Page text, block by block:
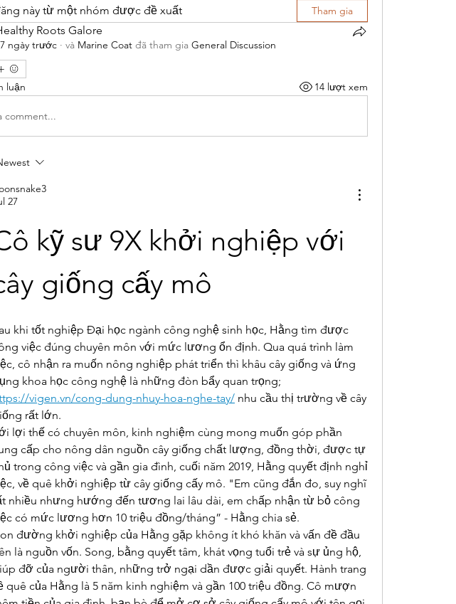
này từ một nhóm được đề xuất Tham gia
Roots Galore
ngày trước · và Marine Coat đã tham gia General Discussion
luận 14 lượt xem
comment...
27
kỹ sư 9X khởi nghiệp với
giống cấy mô
khi tốt nghiệp Đại học ngành công nghệ sinh học, Hằng tìm được
việc đúng chuyên môn với mức lương ổn định. Qua quá trình làm
cô nhận ra muốn nông nghiệp phát triển thì khâu cây giống và ứng
vigen.vn/cong-dung-nhuy-hoa-nghe-tay/ nhu cầu thị trường về cây
rất lớn.
lợi thế có chuyên môn, kinh nghiệm cùng mong muốn góp phần
cấp cho nông dân nguồn cây giống chất lượng, đồng thời, được tự
trong công việc và gần gia đình, cuối năm 2019, Hằng quyết định nghỉ
về quê khởi nghiệp từ cây giống cấy mô. "Em cũng đắn đo, suy nghĩ
nhiều nhưng hướng đến tương lai lâu dài, em chấp nhận từ bỏ công
có mức lương hơn 10 triệu đồng/tháng” - Hằng chia sẻ.
đường khởi nghiệp của Hằng gặp không ít khó khăn và vấn đề đầu
là nguồn vốn. Song, bằng quyết tâm, khát vọng tuổi trẻ và sự ủng hộ,
đỡ của người thân, những trở ngại dần được giải quyết. Hành trang
quê của Hằng là 5 năm kinh nghiệm và gần 100 triệu đồng. Cô mượn